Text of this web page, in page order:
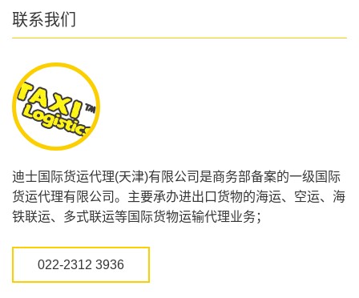
联系我们
迪士国际货运代理(天津)有限公司是商务部备案的一级国际
货运代理有限公司。主要承办进出口货物的海运、空运、海
铁联运、多式联运等国际货物运输代理业务；
022-2312 3936